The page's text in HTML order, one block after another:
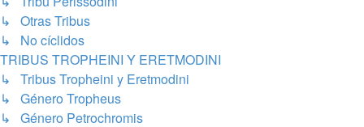
↳ Otras Tribus
↳ No cíclidos
TRIBUS TROPHEINI Y ERETMODINI
↳ Tribus Tropheini y Eretmodini
↳ Género Tropheus
↳ Género Petrochromis